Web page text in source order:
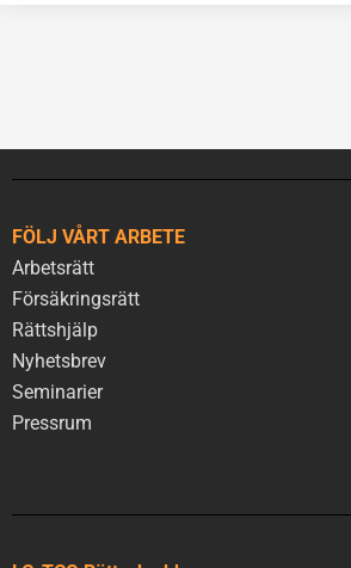
FÖLJ VÅRT ARBETE
Arbetsrätt
Försäkringsrätt
Rättshjälp
Nyhetsbrev
Seminarier
Pressrum